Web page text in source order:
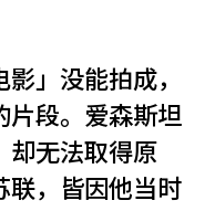
」没能拍成，
片段。爱森斯坦
却无法取得原
联，皆因他当时